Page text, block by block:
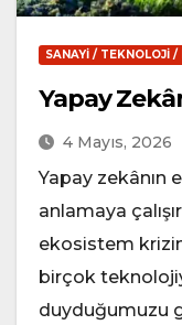
SANAYI / TEKNOLOJI
Yapay
4 Mayıs, 2026
Yapay
anlamaya
ekosistem
birçok
duyduğumuzu